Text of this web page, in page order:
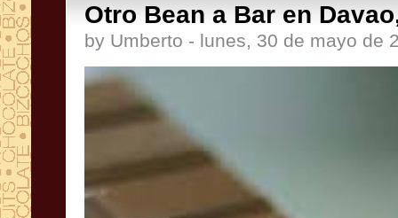
Otro Bean a Bar en
by Umberto - lunes, 30 de mayo de